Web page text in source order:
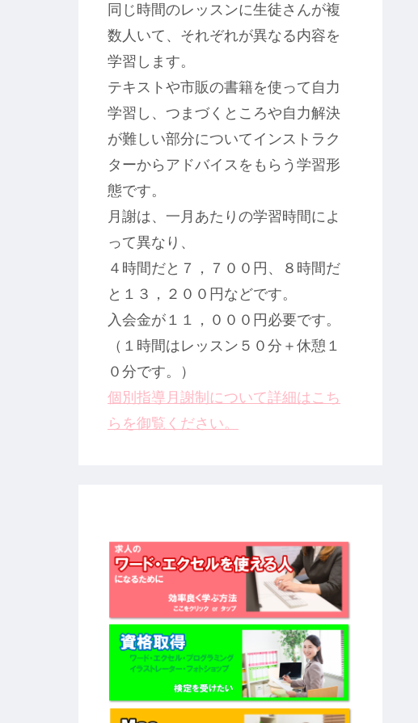
同じ時間のレッスンに生徒さんが複
数人いて、それぞれが異なる内容を
学習します。
テキストや市販の書籍を使って自力
学習し、つまづくところや自力解決
が難しい部分についてインストラク
ターからアドバイスをもらう学習形
態です。
月謝は、一月あたりの学習時間によ
って異なり、
４時間だと７，７００円、８時間だ
と１３，２００円などです。
入会金が１１，０００円必要です。
（１時間はレッスン５０分＋休憩１
０分です。）
個別指導月謝制について詳細はこち
らを御覧ください。